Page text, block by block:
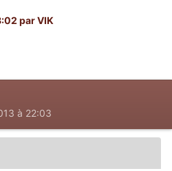
par VIK
à 22:03